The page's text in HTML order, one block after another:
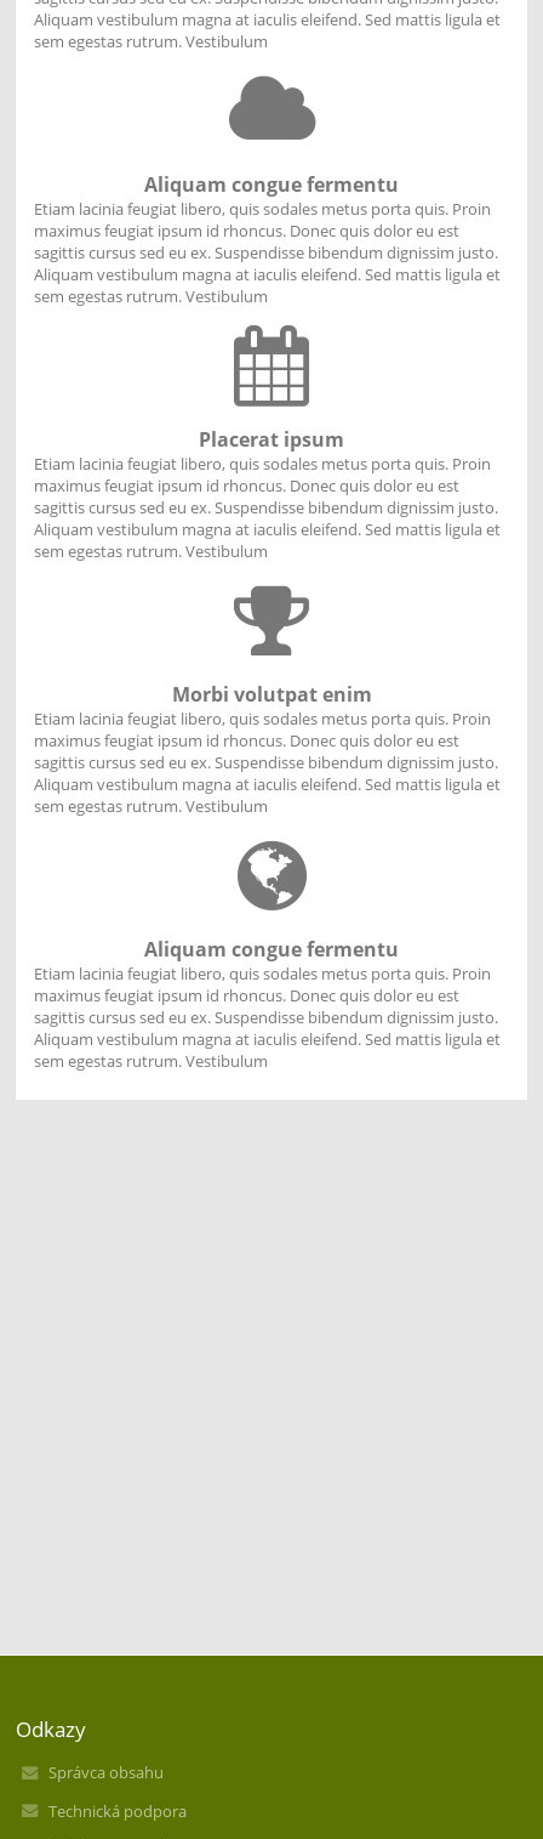
Aliquam vestibulum magna at iaculis eleifend. Sed mattis ligula et
sem egestas rutrum. Vestibulum
Aliquam congue fermentu
Etiam lacinia feugiat libero, quis sodales metus porta quis. Proin
maximus feugiat ipsum id rhoncus. Donec quis dolor eu est
sagittis cursus sed eu ex. Suspendisse bibendum dignissim justo.
Aliquam vestibulum magna at iaculis eleifend. Sed mattis ligula et
sem egestas rutrum. Vestibulum
Placerat ipsum
Etiam lacinia feugiat libero, quis sodales metus porta quis. Proin
maximus feugiat ipsum id rhoncus. Donec quis dolor eu est
sagittis cursus sed eu ex. Suspendisse bibendum dignissim justo.
Aliquam vestibulum magna at iaculis eleifend. Sed mattis ligula et
sem egestas rutrum. Vestibulum
Morbi volutpat enim
Etiam lacinia feugiat libero, quis sodales metus porta quis. Proin
maximus feugiat ipsum id rhoncus. Donec quis dolor eu est
sagittis cursus sed eu ex. Suspendisse bibendum dignissim justo.
Aliquam vestibulum magna at iaculis eleifend. Sed mattis ligula et
sem egestas rutrum. Vestibulum
Aliquam congue fermentu
Etiam lacinia feugiat libero, quis sodales metus porta quis. Proin
maximus feugiat ipsum id rhoncus. Donec quis dolor eu est
sagittis cursus sed eu ex. Suspendisse bibendum dignissim justo.
Aliquam vestibulum magna at iaculis eleifend. Sed mattis ligula et
sem egestas rutrum. Vestibulum
Odkazy
Správca obsahu
Technická podpora